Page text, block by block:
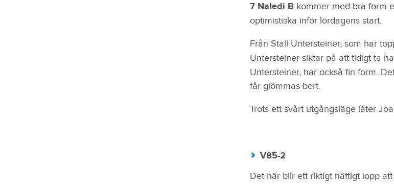
7 Naledi Bkommer med bra form
optimistiska inför lördagens start.
Från Stall Untersteiner, som har
Untersteiner siktar på att tidigt ta
Untersteiner, har också fin form.
får glömmas bort.
Trots ett svårt utgångsläge låter
V85-2
Det här blir ett riktigt häftigt lopp